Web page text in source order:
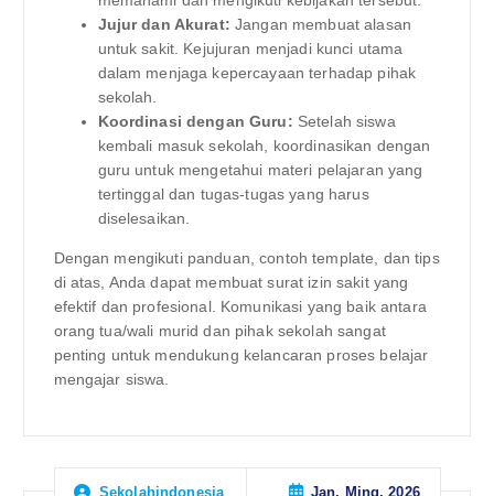
Jujur dan Akurat: Jangan membuat alasan
untuk sakit. Kejujuran menjadi kunci utama
dalam menjaga kepercayaan terhadap pihak
sekolah.
Koordinasi dengan Guru: Setelah siswa
kembali masuk sekolah, koordinasikan dengan
guru untuk mengetahui materi pelajaran yang
tertinggal dan tugas-tugas yang harus
diselesaikan.
Dengan mengikuti panduan, contoh template, dan tips
di atas, Anda dapat membuat surat izin sakit yang
efektif dan profesional. Komunikasi yang baik antara
orang tua/wali murid dan pihak sekolah sangat
penting untuk mendukung kelancaran proses belajar
mengajar siswa.
Sekolahindonesia Jan, Ming, 2026